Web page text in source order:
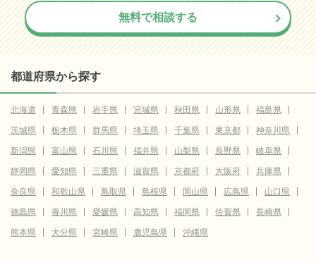
無料で相談する
都道府県から探す
北海道 青森県 岩手県 宮城県 秋田県 山形県
福島県
茨城県
栃木県 群馬県 埼玉県 千葉県 東京都
神奈川県
新潟県
富山県 石川県 福井県 山梨県 長野県
岐阜県
静岡県
愛知県 三重県 滋賀県 京都府 大阪府
兵庫県
奈良県
和歌山県 鳥取県 島根県 岡山県 広島県
山口県
徳島県
香川県 愛媛県 高知県 福岡県 佐賀県
長崎県
熊本県
大分県 宮崎県 鹿児島県 沖縄県